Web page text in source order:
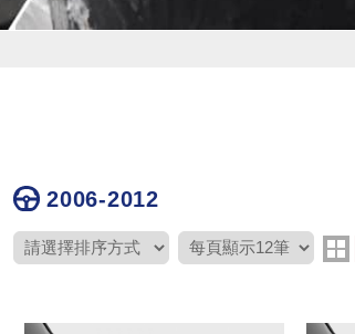
2006-2012